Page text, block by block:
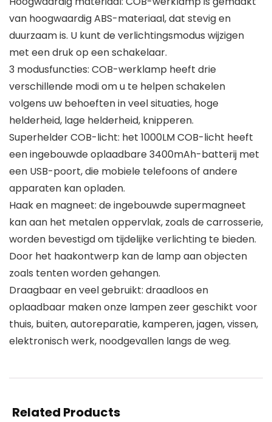
van hoogwaardig ABS-materiaal, dat stevig en
duurzaam is. U kunt de verlichtingsmodus wijzigen
met een druk op een schakelaar.
3 modusfuncties: COB-werklamp heeft drie
verschillende modi om u te helpen schakelen
volgens uw behoeften in veel situaties, hoge
helderheid, lage helderheid, knipperen.
Superhelder COB-licht: het 1000LM COB-licht heeft
een ingebouwde oplaadbare 3400mAh-batterij met
een USB-poort, die mobiele telefoons of andere
apparaten kan opladen.
Haak en magneet: de ingebouwde supermagneet
kan aan het metalen oppervlak, zoals de carrosserie,
worden bevestigd om tijdelijke verlichting te bieden.
Door het haakontwerp kan de lamp aan objecten
zoals tenten worden gehangen.
Draagbaar en veel gebruikt: draadloos en
oplaadbaar maken onze lampen zeer geschikt voor
thuis, buiten, autoreparatie, kamperen, jagen, vissen,
elektronisch werk, noodgevallen langs de weg.
Related Products